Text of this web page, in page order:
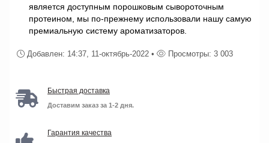
является доступным порошковым сывороточным
протеином, мы по-прежнему использовали нашу самую
премиальную систему ароматизаторов.
Добавлен: 14:37, 11-октябрь-2022 • Просмотры: 3 003
Быстрая доставка
Доставим заказ за 1-2 дня.
Гарантия качества